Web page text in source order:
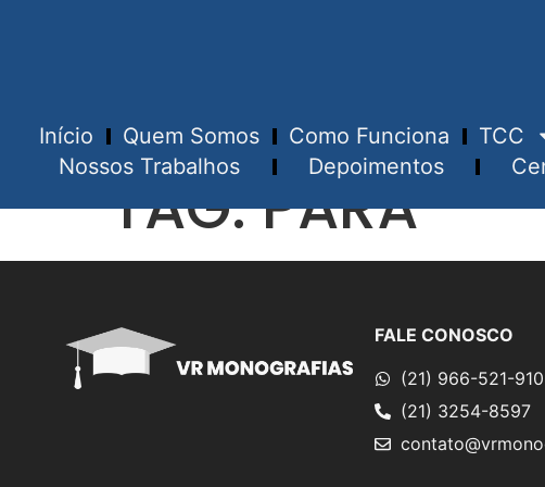
Início Quem Somos Como Funciona TCC
Nossos Trabalhos
Depoimentos
TAG:PARÁ
FALE CONOSCO
(21) 966-521-910
(21) 3254-8597